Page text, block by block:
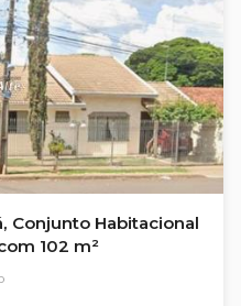
Conjunto Habitacional
102 m²